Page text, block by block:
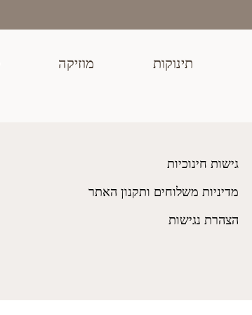
תינוקות מוזיקה
גישות חינוכיות
מדיניות משלוחים ותקנון האתר
הצהרת נגישות